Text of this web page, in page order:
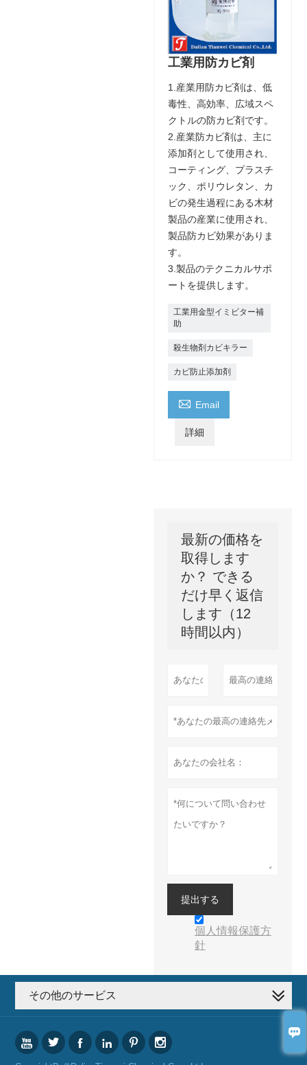

工業用防カビ剤
1.産業用防カビ剤は、低
毒性、高効率、広域スペ
クトルの防カビ剤です。
2.産業防カビ剤は、主に
添加剤として使用され、
コーティング、プラスチ
ック、ポリウレタン、カ
ビの発生過程にある木材
製品の産業に使用され、
製品防カビ効果がありま
す。
3.製品のテクニカルサポ
ートを提供します。
工業用金型イミビター補
助
殺生物剤カビキラー
カビ防止添加剤
 Email
詳細
最新の価格を
取得します
か？ できる
だけ早く返信
します（12
時間以内）
提出する
個人情報保護方
針
その他のサービス
     